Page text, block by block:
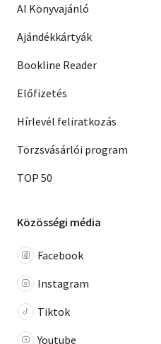
AI Könyvajánló
Ajándékkártyák
Bookline Reader
Előfizetés
Hírlevél feliratkozás
Törzsvásárlói program
TOP 50
Közösségi média
Facebook
Instagram
Tiktok
Youtube